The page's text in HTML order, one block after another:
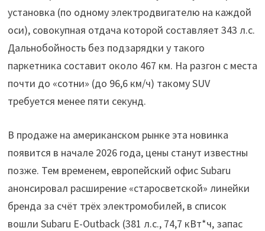
установка (по одному электродвигателю на каждой
оси), совокупная отдача которой составляет 343 л.с.
Дальнобойность без подзарядки у такого
паркетника составит около 467 км. На разгон с места
почти до «сотни» (до 96,6 км/ч) такому SUV
требуется менее пяти секунд.
В продаже на американском рынке эта новинка
появится в начале 2026 года, цены станут известны
позже. Тем временем, европейский офис Subaru
анонсировал расширение «старосветской» линейки
бренда за счёт трёх электромобилей, в список
вошли Subaru E-Outback (381 л.с., 74,7 кВт*ч, запас